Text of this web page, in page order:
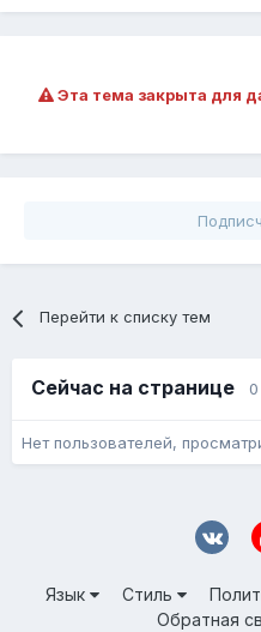
Эта тема закрыта для
Перейти к списку тем
Сейчас на странице
Нет пользователей,
Язык Стиль
Обратная